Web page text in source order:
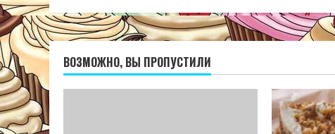
ВОЗМОЖНО, ВЫ ПРОПУСТИЛИ